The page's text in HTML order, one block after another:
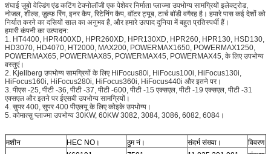
शंघाई ज़ूबो वेल्डिंग एंड कटिंग टेक्नोलॉजी एक पेशेवर निर्माता प्लाज्मा उपभोग्य सामग्रियों इलेक्ट्रोड,
नोजल, शील्ड, ज़ुल्फ़ रिंग, इनर कैप, रिटेनिंग कैप, वॉटर ट्यूब, टार्च बॉडी वगैरह है। हमारे पास कई देशों को
निर्यात करने का दसियों साल का अनुभव है, और हमारे उत्पाद दुनिया में बहुत प्रतिस्पर्धी हैं।
हमारी कंपनी का उत्पादन:
1. HT4400, HPR400XD, HPR260XD, HPR130XD, HPR260, HPR130, HSD130,
HD3070, HD4070, HT2000, MAX200, POWERMAX1650, POWERMAX1250,
POWERMAX65, POWERMAX85, POWERMAX45, POWERMAX45, के लिए उपभोग्य
वस्तुएं।
2. Kjellberg उपभोग्य सामग्रियों के लिए HiFocus80i, HiFocus100i, HiFocus130i,
HiFocus160i, HiFocus280i, HiFocus360i, HiFocus440i और इतने पर।
3. पीएस -25, पीटी -36, पीटी -37, पीटी -600, पीटी -15 एक्सएल, पीटी -19 एक्सएल, पीटी -31
एक्सएल और इतने पर ईएसबी उपभोग्य सामग्रियों।
4. सुपर 400, सुपर 400 पीएलयू के लिए कोइके उपभोग्य।
5. कोमात्सु प्लाज्मा उपभोग्य 30KW, 60KW 3082, 3084, 3086, 6082, 6084।
मशीन HEC NO। ठुम नं। संदर्भ संख्या। विवरण